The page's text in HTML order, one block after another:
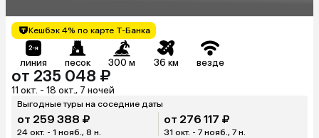
Кешбэк 4% по карте Т-Банка
линия песок 300 м 36 км везде
от 235 048 ₽
11 окт. - 18 окт., 7 ночей
Выгодные туры на соседние даты
от 259 388 ₽
24 окт. - 1 нояб., 8 н.
от 276 117 ₽
31 окт. - 7 нояб., 7 н.